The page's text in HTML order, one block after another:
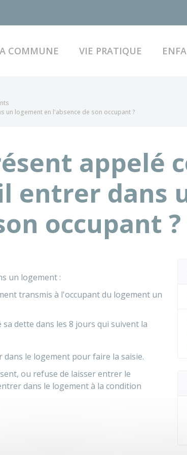
COMMUNE VIE PRATIQUE
un logement en l'absence de son occupant ?
appelé
entrer dans
occupant ?
un logement :
transmis à l'occupant du logement un
dette dans les 8 jours qui suivent la
dans le logement pour faire la saisie.
ou refuse de laisser entrer le
dans le logement à la condition